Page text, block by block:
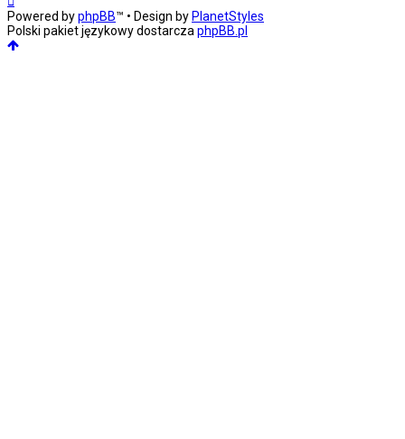
Powered byphpBB™ • Design by PlanetStyles
Polski pakiet językowy dostarcza phpBB.pl